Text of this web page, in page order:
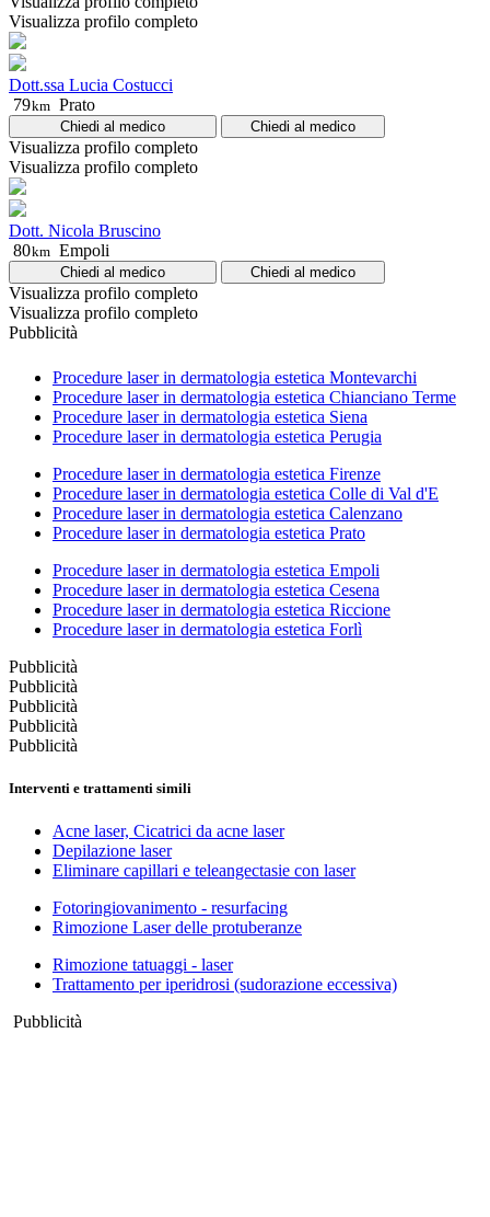
Visualizza profilo completo
Dott.ssa Lucia Costucci
79km Prato
Chiedi al medico Chiedi al medico
Visualizza profilo completo
Visualizza profilo completo
Dott. Nicola Bruscino
80km Empoli
Chiedi al medico Chiedi al medico
Visualizza profilo completo
Visualizza profilo completo
Pubblicità
Procedure laser in dermatologia estetica Montevarchi
Procedure laser in dermatologia estetica Chianciano Terme
Procedure laser in dermatologia estetica Siena
Procedure laser in dermatologia estetica Perugia
Procedure laser in dermatologia estetica Firenze
Procedure laser in dermatologia estetica Colle di Val d'E
Procedure laser in dermatologia estetica Calenzano
Procedure laser in dermatologia estetica Prato
Procedure laser in dermatologia estetica Empoli
Procedure laser in dermatologia estetica Cesena
Procedure laser in dermatologia estetica Riccione
Procedure laser in dermatologia estetica Forlì
Pubblicità
Pubblicità
Pubblicità
Pubblicità
Pubblicità
Interventi e trattamenti simili
Acne laser, Cicatrici da acne laser
Depilazione laser
Eliminare capillari e teleangectasie con laser
Fotoringiovanimento - resurfacing
Rimozione Laser delle protuberanze
Rimozione tatuaggi - laser
Trattamento per iperidrosi (sudorazione eccessiva)
Pubblicità